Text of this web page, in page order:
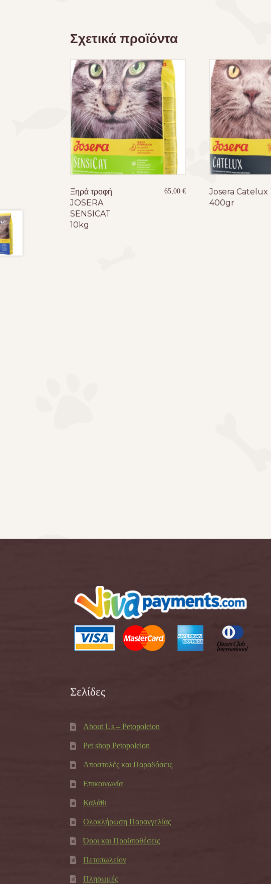
Σχετικά προϊόντα
Ξηρά τροφή
JOSERA
SENSICAT
10kg
65,00€
Josera Catelux
400gr
Σελίδες
About Us – Petopoleion
Pet shop Petopoleion
Αποστολές και Παραδόσεις
Επικοινωνία
Καλάθι
Ολοκλήρωση Παραγγελίας
Όροι και Προϋποθέσεις
Πετοπωλείον
Πληρωμές